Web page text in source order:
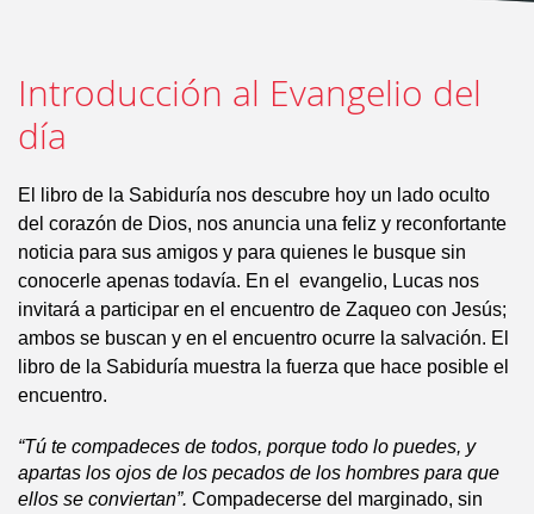
Introducción al Evangelio del
día
El libro de la Sabiduría nos descubre hoy un lado oculto
del corazón de Dios, nos anuncia una feliz y reconfortante
noticia para sus amigos y para quienes le busque sin
conocerle apenas todavía. En el evangelio, Lucas nos
invitará a participar en el encuentro de Zaqueo con Jesús;
ambos se buscan y en el encuentro ocurre la salvación. El
libro de la Sabiduría muestra la fuerza que hace posible el
encuentro.
“Tú te compadeces de todos, porque todo lo puedes, y
apartas los ojos de los pecados de los hombres para que
ellos se conviertan”. Compadecerse del marginado, sin